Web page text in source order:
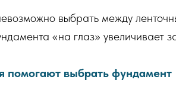
выбрать между
«на глаз»
помогают выбрать фундамент